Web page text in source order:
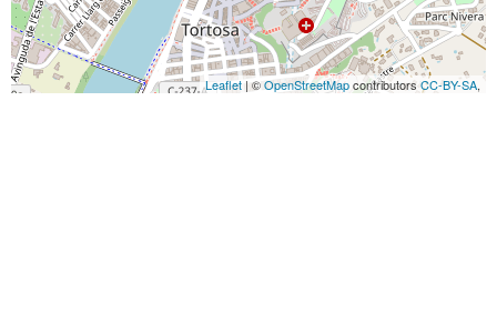
Leaflet | ©OpenStreetMapcontributors CC-BY-SA,